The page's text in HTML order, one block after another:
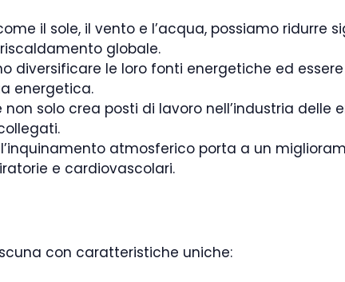
il sole, il vento e l’acqua, possiamo ridurre
globale.
diversificare le loro fonti energetiche ed
energetica.
non solo crea posti di lavoro nell’industria delle
atmosferico porta a un
e cardiovascolari.
con caratteristiche uniche: